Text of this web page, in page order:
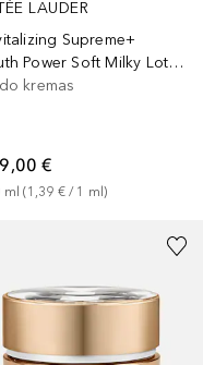
LAUDER
Supreme+
Youth Power Soft Milky Lotion
kremas
€
ml (1,39 € / 1 ml)